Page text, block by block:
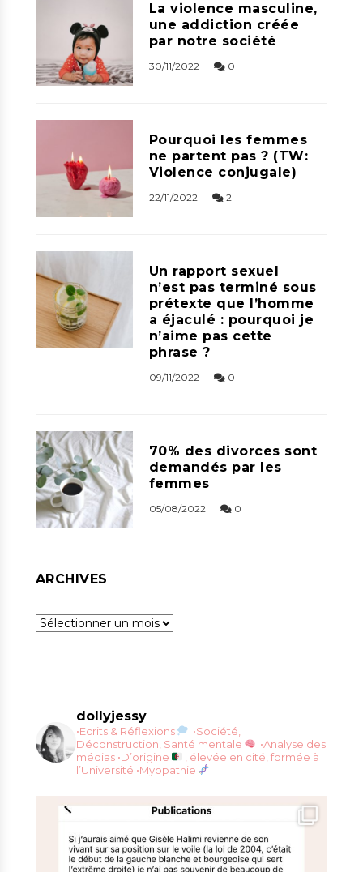
La violence masculine,
une addiction créée
par notre société
30/11/2022 0
Pourquoi les femmes
ne partent pas ? (TW:
Violence conjugale)
22/11/2022 2
Un rapport sexuel
n’est pas terminé sous
prétexte que l’homme
a éjaculé : pourquoi je
n’aime pas cette
phrase ?
09/11/2022 0
70% des divorces sont
demandés par les
femmes
05/08/2022 0
ARCHIVES
Archives
dollyjessy
•Ecrits & Réflexions
•Société,
Déconstruction, Santé mentale
•Analyse des
médias •D’origine
, élevée en cité, formée à
l’Université •Myopathie